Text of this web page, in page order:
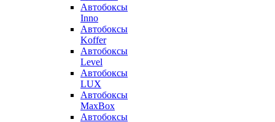
Автобоксы
Inno
Автобоксы
Koffer
Автобоксы
Level
Автобоксы
LUX
Автобоксы
MaxBox
Автобоксы